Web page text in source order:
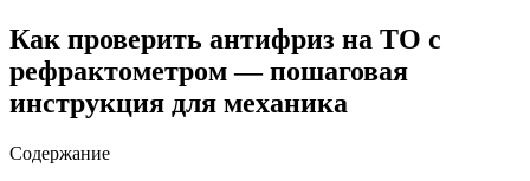
Как проверить антифриз на ТО с
рефрактометром — пошаговая
инструкция для механика
Содержание